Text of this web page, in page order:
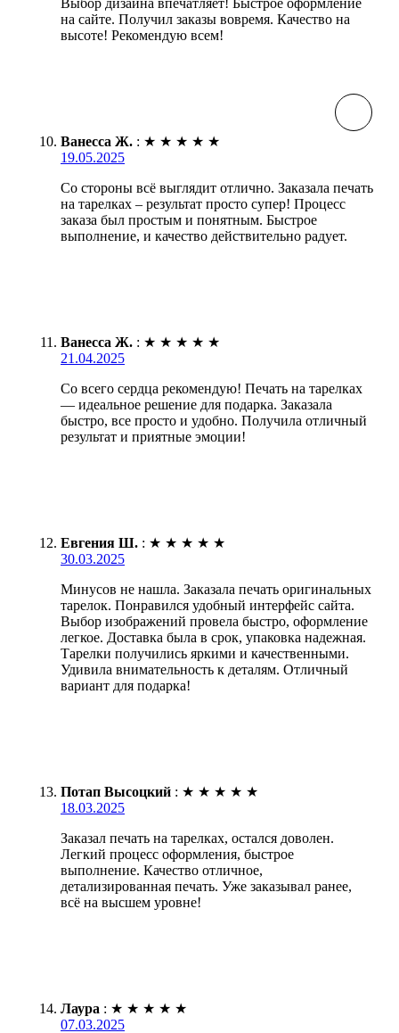
на сайте. Получил заказы вовремя. Качество на
высоте! Рекомендую всем!
Ванесса Ж. : ★ ★ ★ ★ ★
19.05.2025
Со стороны всё выглядит отлично. Заказала печать
на тарелках – результат просто супер! Процесс
заказа был простым и понятным. Быстрое
выполнение, и качество действительно радует.
Ванесса Ж. : ★ ★ ★ ★ ★
21.04.2025
Со всего сердца рекомендую! Печать на тарелках
— идеальное решение для подарка. Заказала
быстро, все просто и удобно. Получила отличный
результат и приятные эмоции!
Евгения Ш. : ★ ★ ★ ★ ★
30.03.2025
Минусов не нашла. Заказала печать оригинальных
тарелок. Понравился удобный интерфейс сайта.
Выбор изображений провела быстро, оформление
легкое. Доставка была в срок, упаковка надежная.
Тарелки получились яркими и качественными.
Удивила внимательность к деталям. Отличный
вариант для подарка!
Потап Высоцкий : ★ ★ ★ ★ ★
18.03.2025
Заказал печать на тарелках, остался доволен.
Легкий процесс оформления, быстрое
выполнение. Качество отличное,
детализированная печать. Уже заказывал ранее,
всё на высшем уровне!
Лаура : ★ ★ ★ ★ ★
07.03.2025